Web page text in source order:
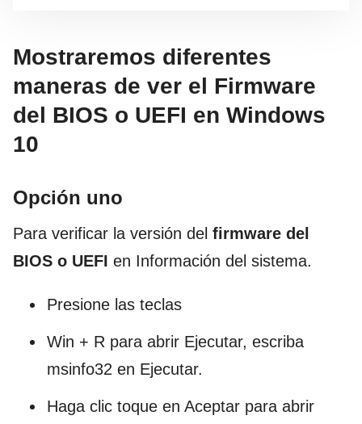
Mostraremos diferentes
maneras de ver el Firmware
del BIOS o UEFI en Windows
10
Opción uno
Para verificar la versión del firmware del
BIOS o UEFI en Información del sistema.
Presione las teclas
Win + R para abrir Ejecutar, escriba
msinfo32 en Ejecutar.
Haga clic toque en Aceptar para abrir